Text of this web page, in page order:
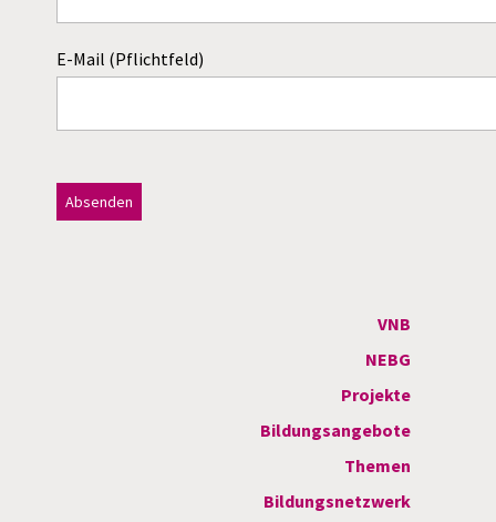
E-Mail (Pflichtfeld)
VNB
NEBG
Projekte
Bildungsangebote
Themen
Bildungsnetzwerk